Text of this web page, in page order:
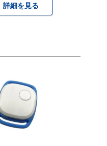
詳細を見る